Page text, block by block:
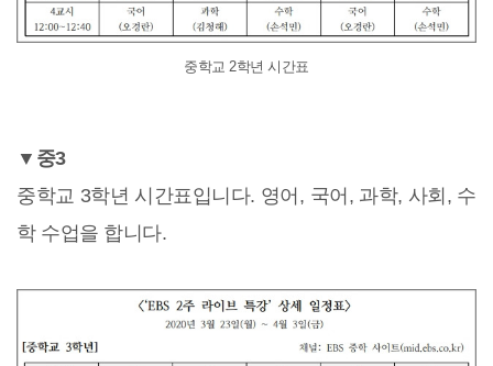
중학교 2학년 시간표
▼중3
중학교 3학년 시간표입니다. 영어, 국어, 과학, 사회, 수
학 수업을 합니다.